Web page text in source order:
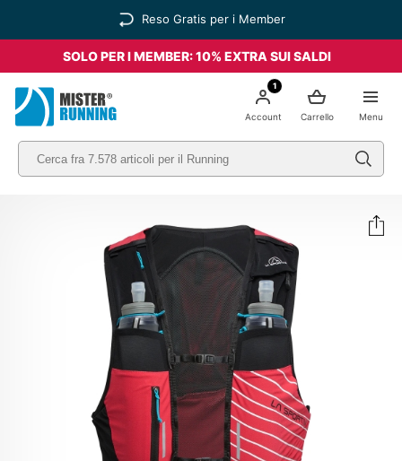
Reso Gratis per i Member
SOLO PER I MEMBER: 10% EXTRA SUI SALDI
Menu
Carrello
1
Account